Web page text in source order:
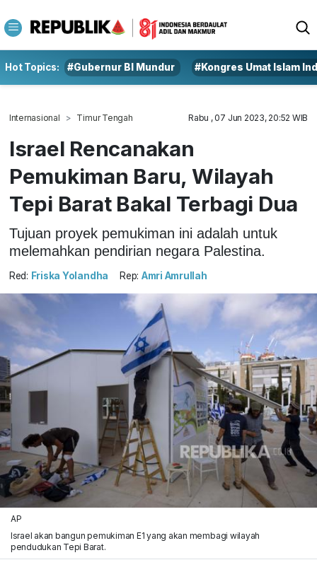
Hot Topics: #Gubernur BI Mundur #Kongres Umat Islam
Internasional Timur Tengah Rabu , 07 Jun 2023, 20:52 WIB
Israel Rencanakan
Pemukiman Baru, Wilayah
Tepi Barat Bakal Terbagi Dua
Tujuan proyek pemukiman ini adalah untuk
melemahkan pendirian negara Palestina.
Red: Friska Yolandha Rep: Amri Amrullah
AP
Israel akan bangun pemukiman E1 yang akan membagi wilayah
pendudukan Tepi Barat.